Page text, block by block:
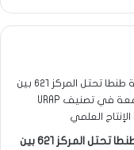
جامعة طنطا تحتل المركز ٦٢١ بين